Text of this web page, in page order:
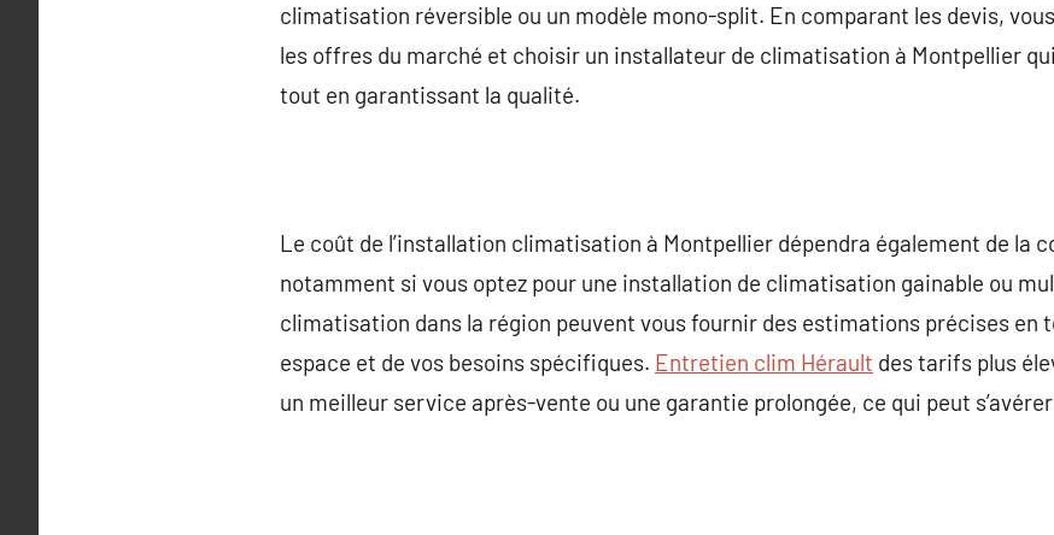
climatisation réversible ou un modèle mono-split. En comparant les devis,
les offres du marché et choisir un installateur de climatisation à Montpellier
tout en garantissant la qualité.
Le coût de l’installation climatisation à Montpellier dépendra également de la
notamment si vous optez pour une installation de climatisation gainable ou
climatisation dans la région peuvent vous fournir des estimations précises en
espace et de vos besoins spécifiques. Entretien clim Hérault des tarifs plus
un meilleur service après-vente ou une garantie prolongée, ce qui peut